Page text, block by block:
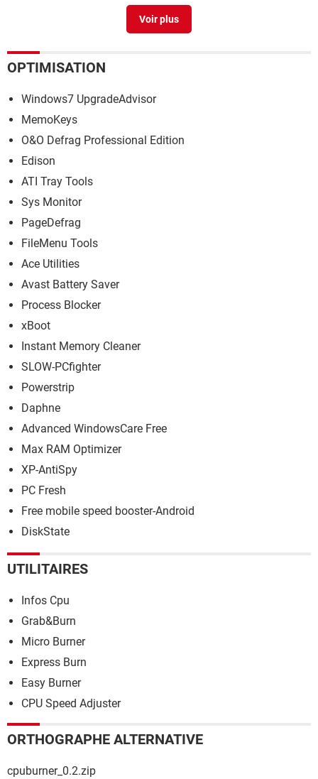
> Télécharger - Informations & Diagnostic
OPTIMISATION
Windows7 UpgradeAdvisor
MemoKeys
O&O Defrag Professional Edition
Edison
ATI Tray Tools
Sys Monitor
PageDefrag
FileMenu Tools
Ace Utilities
Avast Battery Saver
Process Blocker
xBoot
Instant Memory Cleaner
SLOW-PCfighter
Powerstrip
Daphne
Advanced WindowsCare Free
Max RAM Optimizer
XP-AntiSpy
PC Fresh
Free mobile speed booster-Android
DiskState
UTILITAIRES
Infos Cpu
Grab&Burn
Micro Burner
Express Burn
Easy Burner
CPU Speed Adjuster
ORTHOGRAPHE ALTERNATIVE
cpuburner_0.2.zip